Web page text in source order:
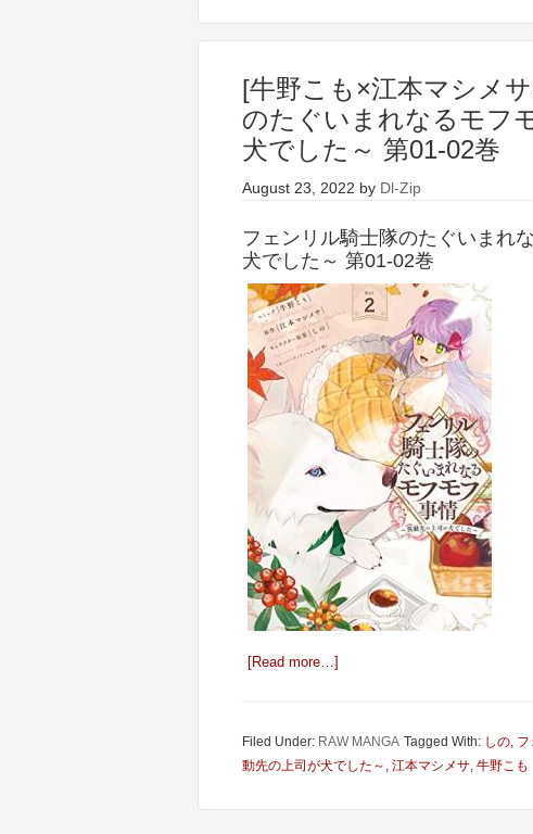
[牛野こも×江本マシメ
のたぐいまれなるモフ
犬でした～ 第01-02巻
August 23, 2022 by Dl-Zip
フェンリル騎士隊のたぐいまれ
犬でした～ 第01-02巻
[Read more…]
Filed Under: RAW MANGA Tagged With: しの,
動先の上司が犬でした～ , 江本マシメサ, 牛野こも